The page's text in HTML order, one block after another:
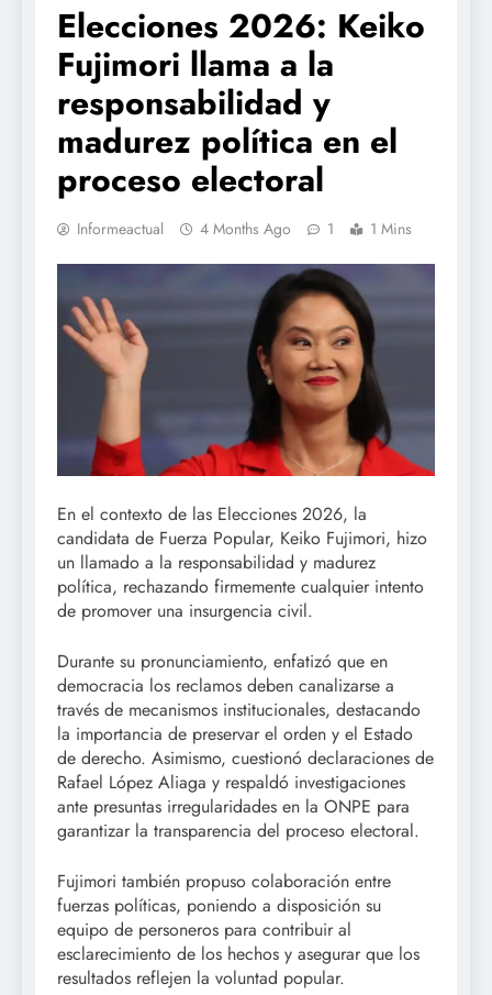
Elecciones 2026: Keiko
Fujimori llama a la
responsabilidad y
madurez política en el
proceso electoral
Informeactual 4 Months Ago 1 1 Mins
En el contexto de las Elecciones 2026, la
candidata de Fuerza Popular, Keiko Fujimori, hizo
un llamado a la responsabilidad y madurez
política, rechazando firmemente cualquier intento
de promover una insurgencia civil.
Durante su pronunciamiento, enfatizó que en
democracia los reclamos deben canalizarse a
través de mecanismos institucionales, destacando
la importancia de preservar el orden y el Estado
de derecho. Asimismo, cuestionó declaraciones de
Rafael López Aliaga y respaldó investigaciones
ante presuntas irregularidades en la ONPE para
garantizar la transparencia del proceso electoral.
Fujimori también propuso colaboración entre
fuerzas políticas, poniendo a disposición su
equipo de personeros para contribuir al
esclarecimiento de los hechos y asegurar que los
resultados reflejen la voluntad popular.